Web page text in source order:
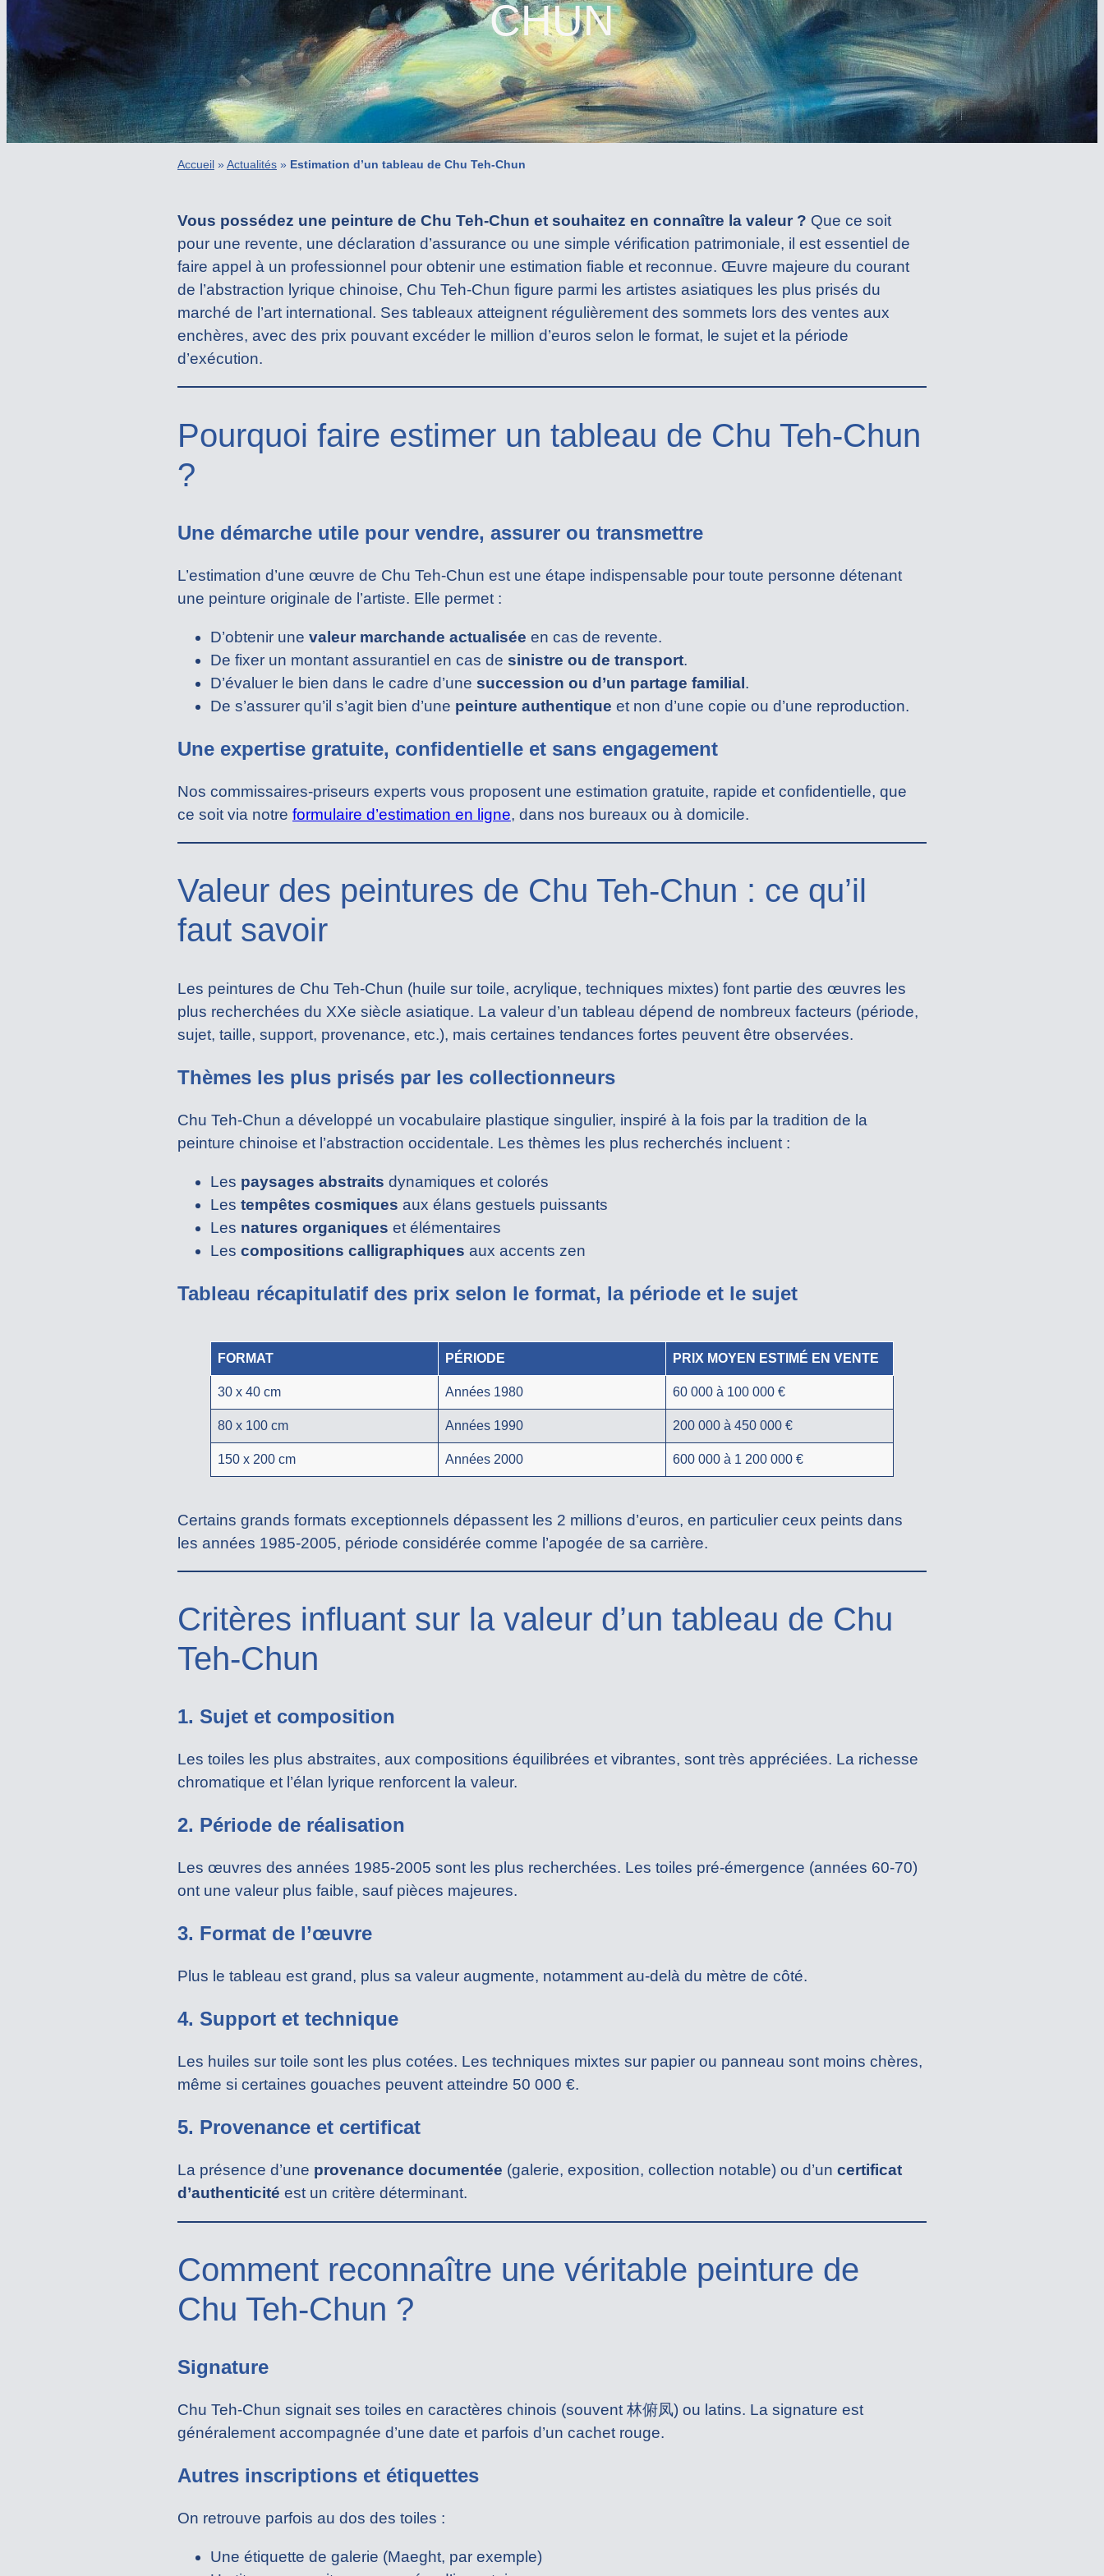
CHUN
Accueil »Actualités » Estimation d’un tableau de Chu Teh-Chun
Vous possédez une peinture de Chu Teh-Chun et souhaitez en connaître la valeur ? Que ce soit
pour une revente, une déclaration d’assurance ou une simple vérification patrimoniale, il est essentiel de
faire appel à un professionnel pour obtenir une estimation fiable et reconnue. Œuvre majeure du courant
de l’abstraction lyrique chinoise, Chu Teh-Chun figure parmi les artistes asiatiques les plus prisés du
marché de l’art international. Ses tableaux atteignent régulièrement des sommets lors des ventes aux
enchères, avec des prix pouvant excéder le million d’euros selon le format, le sujet et la période
d’exécution.
Pourquoi faire estimer un tableau de Chu Teh-Chun
?
Une démarche utile pour vendre, assurer ou transmettre
L’estimation d’une œuvre de Chu Teh-Chun est une étape indispensable pour toute personne détenant
une peinture originale de l’artiste. Elle permet :
D’obtenir une valeur marchande actualisée en cas de revente.
De fixer un montant assurantiel en cas de sinistre ou de transport.
D’évaluer le bien dans le cadre d’une succession ou d’un partage familial .
De s’assurer qu’il s’agit bien d’une peinture authentique et non d’une copie ou d’une reproduction.
Une expertise gratuite, confidentielle et sans engagement
Nos commissaires-priseurs experts vous proposent une estimation gratuite, rapide et confidentielle, que
ce soit via notre formulaire d’estimation en ligne, dans nos bureaux ou à domicile.
Valeur des peintures de Chu Teh-Chun : ce qu’il
faut savoir
Les peintures de Chu Teh-Chun (huile sur toile, acrylique, techniques mixtes) font partie des œuvres les
plus recherchées du XXe siècle asiatique. La valeur d’un tableau dépend de nombreux facteurs (période,
sujet, taille, support, provenance, etc.), mais certaines tendances fortes peuvent être observées.
Thèmes les plus prisés par les collectionneurs
Chu Teh-Chun a développé un vocabulaire plastique singulier, inspiré à la fois par la tradition de la
peinture chinoise et l’abstraction occidentale. Les thèmes les plus recherchés incluent :
Les paysages abstraits dynamiques et colorés
Les tempêtes cosmiques aux élans gestuels puissants
Les natures organiques et élémentaires
Les compositions calligraphiques aux accents zen
Tableau récapitulatif des prix selon le format, la période et le sujet
FORMAT PÉRIODE PRIX MOYEN ESTIMÉ EN VENTE
30 x 40 cm Années 1980 60 000 à 100 000 €
80 x 100 cm Années 1990 200 000 à 450 000 €
150 x 200 cm Années 2000 600 000 à 1 200 000 €
Certains grands formats exceptionnels dépassent les 2 millions d’euros, en particulier ceux peints dans
les années 1985-2005, période considérée comme l’apogée de sa carrière.
Critères influant sur la valeur d’un tableau de Chu
Teh-Chun
1. Sujet et composition
Les toiles les plus abstraites, aux compositions équilibrées et vibrantes, sont très appréciées. La richesse
chromatique et l’élan lyrique renforcent la valeur.
2. Période de réalisation
Les œuvres des années 1985-2005 sont les plus recherchées. Les toiles pré-émergence (années 60-70)
ont une valeur plus faible, sauf pièces majeures.
3. Format de l’œuvre
Plus le tableau est grand, plus sa valeur augmente, notamment au-delà du mètre de côté.
4. Support et technique
Les huiles sur toile sont les plus cotées. Les techniques mixtes sur papier ou panneau sont moins chères,
même si certaines gouaches peuvent atteindre 50 000 €.
5. Provenance et certificat
La présence d’une provenance documentée (galerie, exposition, collection notable) ou d’un certificat
d’authenticité est un critère déterminant.
Comment reconnaître une véritable peinture de
Chu Teh-Chun ?
Signature
Chu Teh-Chun signait ses toiles en caractères chinois (souvent 林俯凤) ou latins. La signature est
généralement accompagnée d’une date et parfois d’un cachet rouge.
Autres inscriptions et étiquettes
On retrouve parfois au dos des toiles :
Une étiquette de galerie (Maeght, par exemple)